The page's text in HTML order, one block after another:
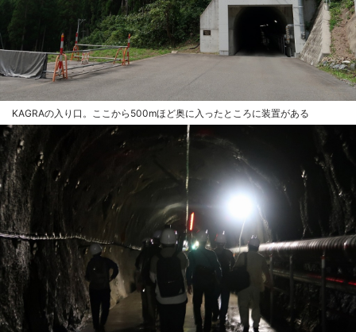
KAGRAの入り口。ここから500mほど奥に入ったところに装置がある